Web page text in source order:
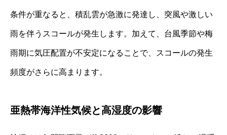
条件が重なると、積乱雲が急激に発達し、突風や激しい
雨を伴うスコールが発生します。加えて、台風季節や梅
雨期に気圧配置が不安定になることで、スコールの発生
頻度がさらに高まります。
亜熱帯海洋性気候と高湿度の影響